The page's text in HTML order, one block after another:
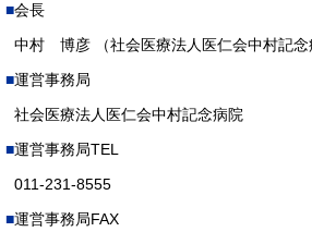
会長
中村 博彦 （社会医療法人医仁会中村記念
運営事務局
社会医療法人医仁会中村記念病院
運営事務局TEL
011-231-8555
運営事務局FAX